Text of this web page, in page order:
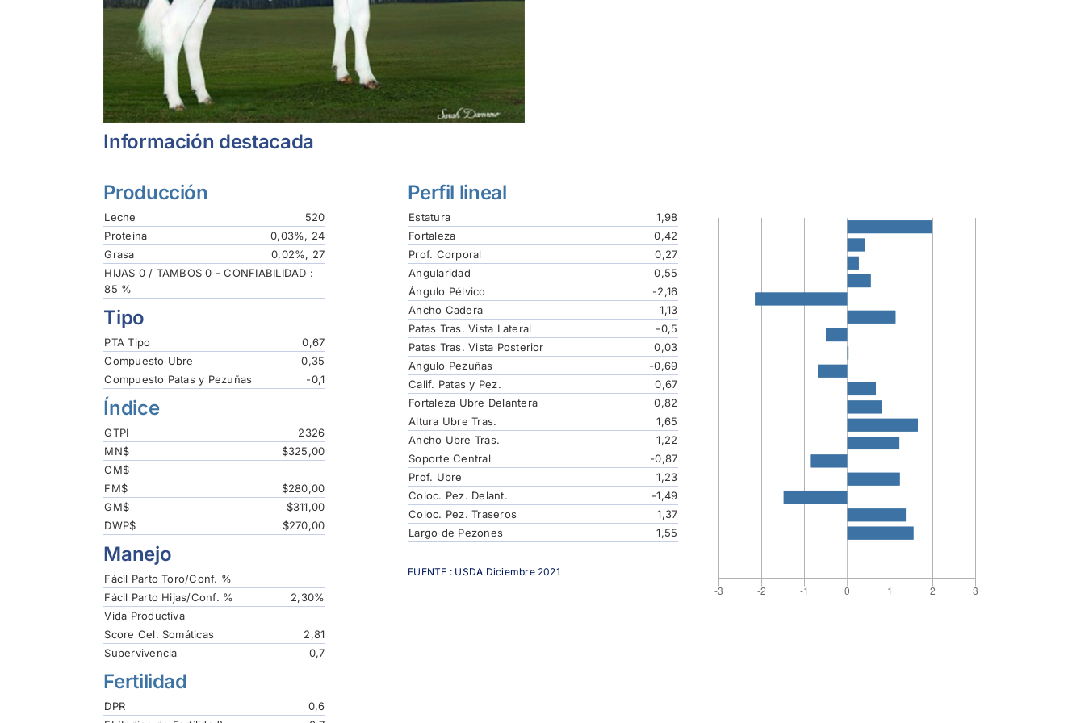
Información destacada
Producción
Leche
520
Proteina
0,03%, 24
Grasa
0,02%, 27
HIJAS 0 / TAMBOS 0 - CONFIABILIDAD :
85 %
Tipo
PTA Tipo
0,67
Compuesto Ubre
0,35
Compuesto Patas y Pezuñas
-0,1
Índice
GTPI
2326
MN$
$325,00
CM$
FM$
$280,00
GM$
$311,00
DWP$
$270,00
Manejo
Fácil Parto Toro/Conf. %
Fácil Parto Hijas/Conf. %
2,30%
Vida Productiva
Score Cel. Somáticas
2,81
Supervivencia
0,7
Fertilidad
DPR
0,6
Perfil lineal
Estatura
1,98
Fortaleza
0,42
Prof. Corporal
0,27
Angularidad
0,55
Ángulo Pélvico
-2,16
Ancho Cadera
1,13
Patas Tras. Vista Lateral
-0,5
Patas Tras. Vista Posterior
0,03
Angulo Pezuñas
-0,69
Calif. Patas y Pez.
0,67
Fortaleza Ubre Delantera
0,82
Altura Ubre Tras.
1,65
Ancho Ubre Tras.
1,22
Soporte Central
-0,87
Prof. Ubre
1,23
Coloc. Pez. Delant.
-1,49
Coloc. Pez. Traseros
1,37
Largo de Pezones
1,55
FUENTE : USDA Diciembre 2021